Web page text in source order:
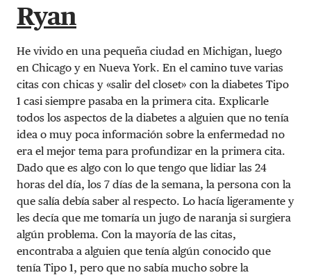
Ryan
He vivido en una pequeña ciudad en Michigan, luego
en Chicago y en Nueva York. En el camino tuve varias
citas con chicas y «salir del closet» con la diabetes Tipo
1 casi siempre pasaba en la primera cita. Explicarle
todos los aspectos de la diabetes a alguien que no tenía
idea o muy poca información sobre la enfermedad no
era el mejor tema para profundizar en la primera cita.
Dado que es algo con lo que tengo que lidiar las 24
horas del día, los 7 días de la semana, la persona con la
que salía debía saber al respecto. Lo hacía ligeramente y
les decía que me tomaría un jugo de naranja si surgiera
algún problema. Con la mayoría de las citas,
encontraba a alguien que tenía algún conocido que
tenía Tipo 1, pero que no sabía mucho sobre la